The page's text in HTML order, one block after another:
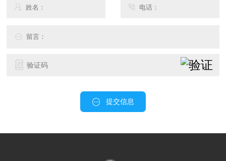
提交信息